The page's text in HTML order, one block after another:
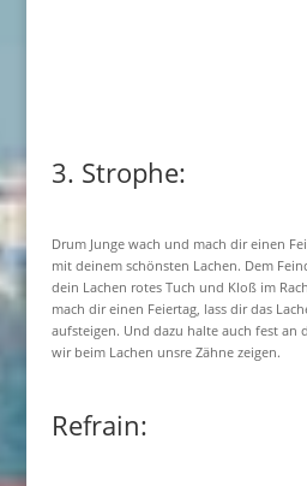
3. Strophe:
Drum Junge wach und mach dir einen
mit deinem schönsten Lachen. Dem
dein Lachen rotes Tuch und Kloß im
mach dir einen Feiertag, lass dir das
aufsteigen. Und dazu halte auch fest an
wir beim Lachen unsre Zähne zeigen.
Refrain: